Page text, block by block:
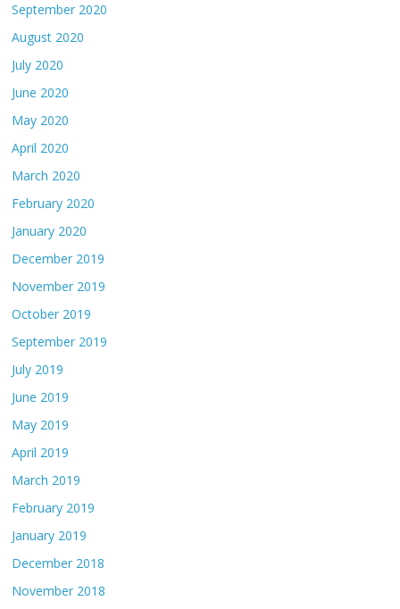
September 2020
August 2020
July 2020
June 2020
May 2020
April 2020
March 2020
February 2020
January 2020
December 2019
November 2019
October 2019
September 2019
July 2019
June 2019
May 2019
April 2019
March 2019
February 2019
January 2019
December 2018
November 2018